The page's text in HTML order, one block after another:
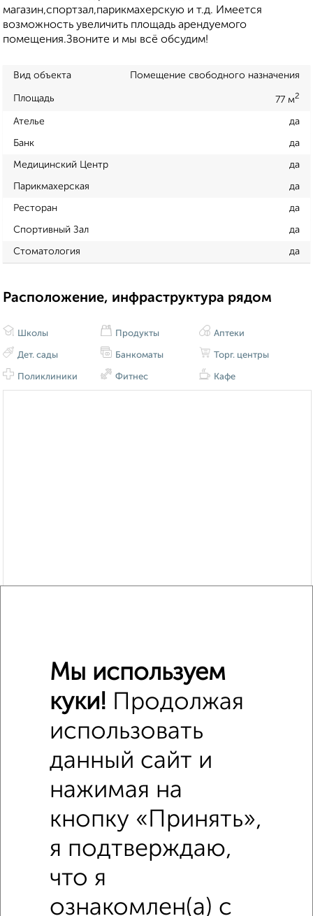
магазин,спортзал,парикмахерскую и т.д. Имеется
возможность увеличить площадь арендуемого
помещения.Звоните и мы всё обсудим!
Вид объекта Помещение свободного назначения
Площадь 77 м2
Ателье да
Банк да
Медицинский Центр да
Парикмахерская да
Ресторан да
Спортивный Зал да
Стоматология да
Расположение, инфраструктура рядом
Школы
Дет. сады
Поликлиники
Продукты
Банкоматы
Фитнес
Аптеки
Торг. центры
Кафе
Похожие предложения рядом
Помещения свободного назначения недалеко от 40 лет
Октября 31
Мы используем
куки! Продолжая
использовать
данный сайт и
нажимая на
кнопку «Принять»,
я подтверждаю,
что я
ознакомлен(а) с